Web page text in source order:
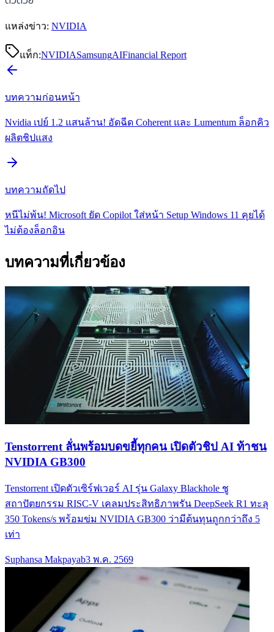
แหล่งข่าว: NVIDIA
แท็ก:NVIDIASamsungAIFinancial Report
บทความก่อนหน้า
Nvidia เปย์ 1.2 แสนล้าน! อัดฉีด Coherent และ Lumentum ล็อกคิว
ผลิตชิปแสง
บทความถัดไป
หนีไม่พ้น! Microsoft ยัด Copilot ใส่หน้า Setup Windows 11 คุยได้
ไม่ต้องล็อกอิน
บทความที่เกี่ยวข้อง
Tenstorrent ลั่นพร้อมบดขยี้ทุกคน เปิดตัวชิป AI ท้าชน
NVIDIA GB300
Tenstorrent เปิดตัวเซิร์ฟเวอร์ AI รุ่น Galaxy Blackhole ชู
สถาปัตยกรรม RISC-V เคลมประสิทธิภาพรัน DeepSeek R1 ทะลุ
350 Tokens/s พร้อมข่ม NVIDIA GB300 ว่ามีต้นทุนถูกกว่าถึง 5
เท่า
Suphansa Makpayab3 พ.ค. 2569